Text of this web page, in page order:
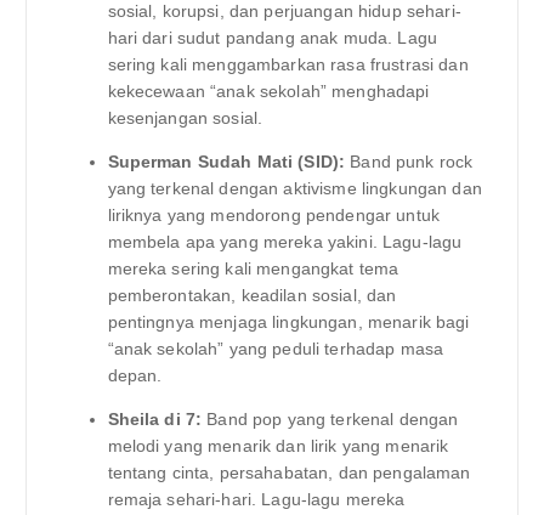
sosial, korupsi, dan perjuangan hidup sehari-
hari dari sudut pandang anak muda. Lagu
sering kali menggambarkan rasa frustrasi dan
kekecewaan “anak sekolah” menghadapi
kesenjangan sosial.
Superman Sudah Mati (SID): Band punk rock
yang terkenal dengan aktivisme lingkungan dan
liriknya yang mendorong pendengar untuk
membela apa yang mereka yakini. Lagu-lagu
mereka sering kali mengangkat tema
pemberontakan, keadilan sosial, dan
pentingnya menjaga lingkungan, menarik bagi
“anak sekolah” yang peduli terhadap masa
depan.
Sheila di 7: Band pop yang terkenal dengan
melodi yang menarik dan lirik yang menarik
tentang cinta, persahabatan, dan pengalaman
remaja sehari-hari. Lagu-lagu mereka